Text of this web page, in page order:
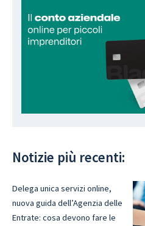
Notizie più recenti:
Delega unica servizi online,
nuova guida dell’Agenzia delle
Entrate: cosa devono fare le